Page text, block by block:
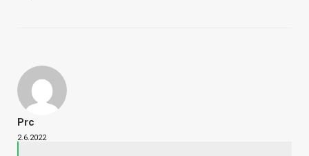
Prc
2.6.2022